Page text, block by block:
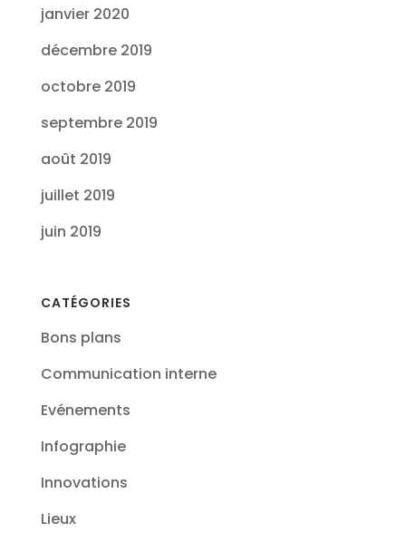
janvier 2020
décembre 2019
octobre 2019
septembre 2019
août 2019
juillet 2019
juin 2019
CATÉGORIES
Bons plans
Communication interne
Evénements
Infographie
Innovations
Lieux